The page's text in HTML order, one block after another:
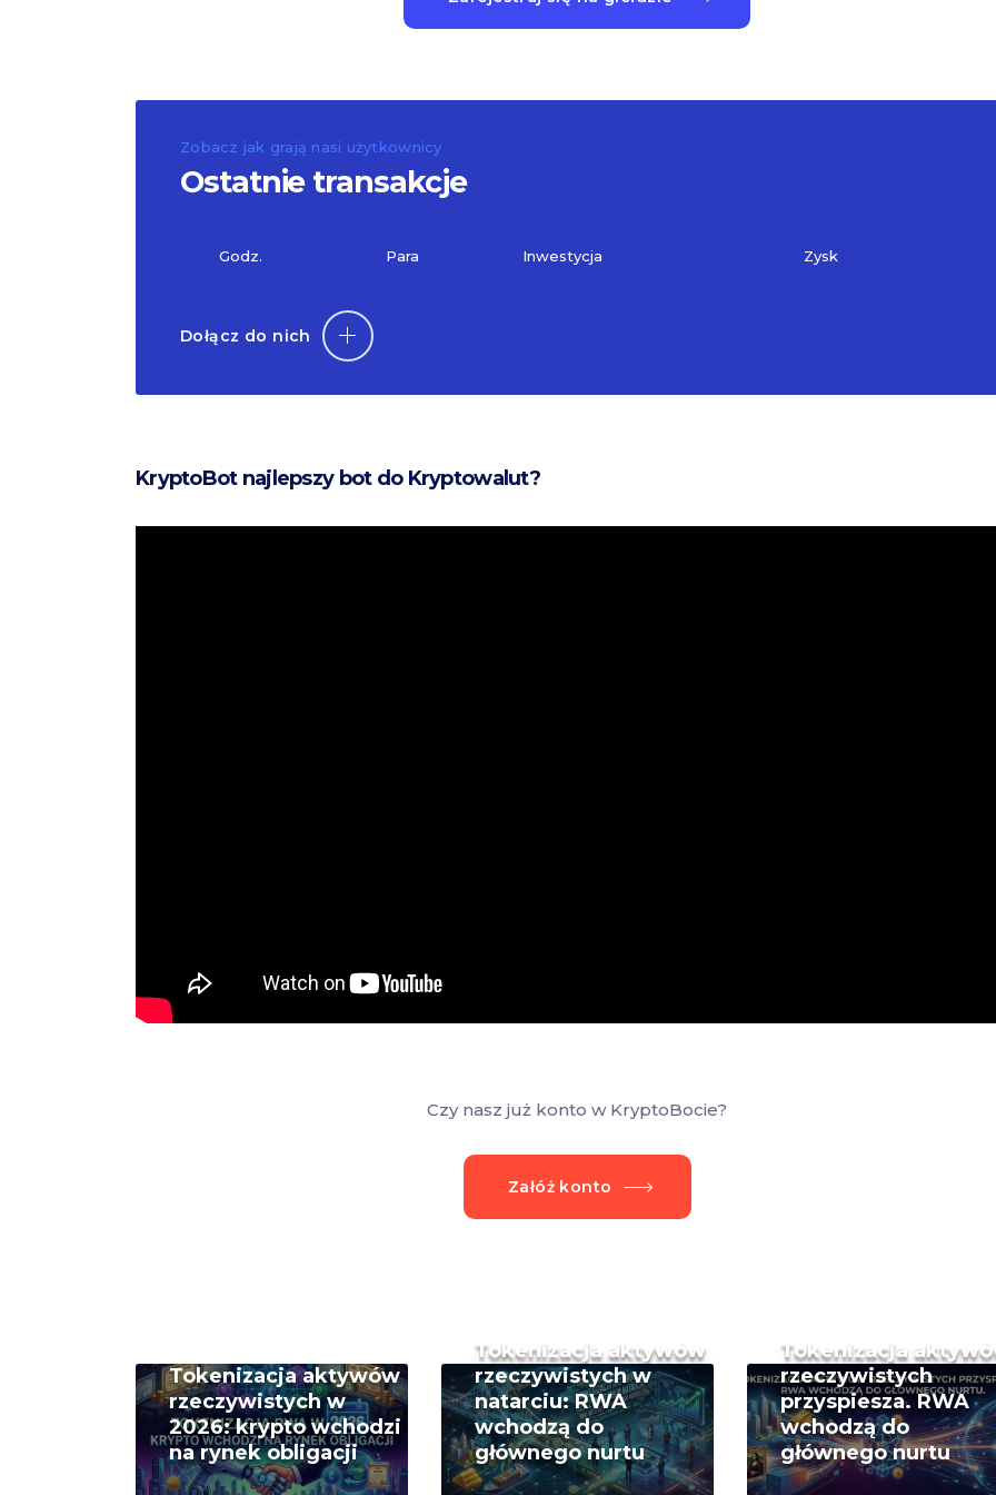
Zobacz jak grają nasi użytkownicy
Ostatnie transakcje
Godz. Para Inwestycja Zysk
Dołącz do nich
KryptoBot najlepszy bot do Kryptowalut?
Czy nasz już konto w KryptoBocie?
Załóż konto
Tokenizacja aktywów
rzeczywistych w
2026: krypto wchodzi
na rynek obligacji
Tokenizacja aktywów
rzeczywistych w
natarciu: RWA
wchodzą do
głównego nurtu
Tokenizacja
rzeczywistych
przyspiesza. RWA
wchodzą do
głównego nurtu